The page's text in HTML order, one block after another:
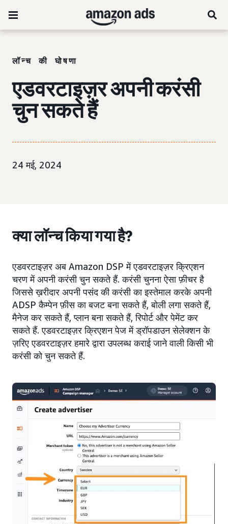
लॉन्च की घोषणा
एडवरटाइज़र अपनी करंसी
चुन सकते हैं
24 मई, 2024
क्या लॉन्च किया गया है?
एडवरटाइज़र अब Amazon DSP में एडवरटाइज़र क्रिएशन
चरण में अपनी करंसी चुन सकते हैं. करंसी चुनना ऐसा फ़ीचर है
जिससे ख़रीदार अपनी पसंद की करंसी का इस्तेमाल करके अपनी
ADSP कैम्पेन फ़ीस का बजट बना सकते हैं, बोली लगा सकते हैं,
मैनेज कर सकते हैं, प्लान बना सकते हैं, रिपोर्ट और पेमेंट कर
सकते हैं. एडवरटाइज़र क्रिएशन पेज में ड्रॉपडाउन सेलेक्शन के
ज़रिए एडवरटाइज़र हमारे द्वारा उपलब्ध कराई जाने वाली किसी भी
करंसी को चुन सकते हैं.